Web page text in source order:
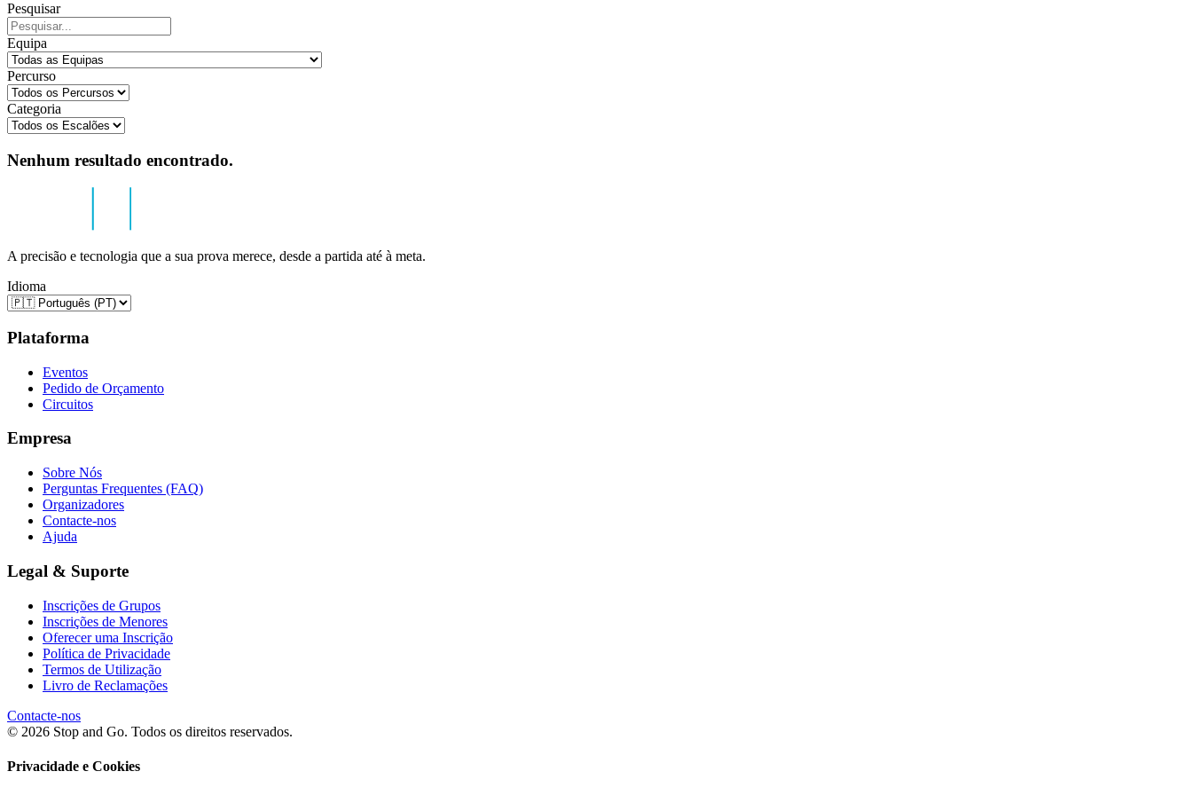
Pesquisar
Equipa
Percurso
Categoria
Nenhum resultado encontrado.
A precisão e tecnologia que a sua prova merece, desde a partida até à meta.
Idioma
Plataforma
Eventos
Pedido de Orçamento
Circuitos
Empresa
Sobre Nós
Perguntas Frequentes (FAQ)
Organizadores
Contacte-nos
Ajuda
Legal & Suporte
Inscrições de Grupos
Inscrições de Menores
Oferecer uma Inscrição
Política de Privacidade
Termos de Utilização
Livro de Reclamações
Contacte-nos
© 2026 Stop and Go. Todos os direitos reservados.
Privacidade e Cookies